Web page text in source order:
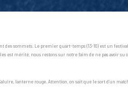
des sommets. Le premier quart-temps (13-10) est un
est mérité, nous restons sur notre faim de ne pas
lanterne rouge. Attention, on sait que le sort d’un